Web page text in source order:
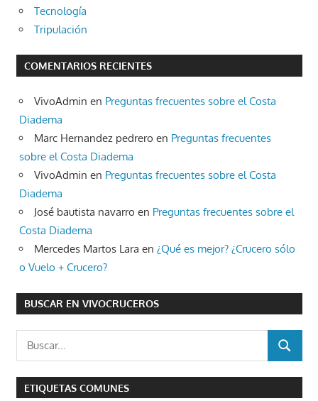
Tecnología
Tripulación
COMENTARIOS RECIENTES
VivoAdmin en Preguntas frecuentes sobre el Costa
Diadema
Marc Hernandez pedrero en Preguntas frecuentes
sobre el Costa Diadema
VivoAdmin en Preguntas frecuentes sobre el Costa
Diadema
José bautista navarro en Preguntas frecuentes sobre el
Costa Diadema
Mercedes Martos Lara en ¿Qué es mejor? ¿Crucero sólo
o Vuelo + Crucero?
BUSCAR EN VIVOCRUCEROS
Buscar:
BUSCAR
ETIQUETAS COMUNES